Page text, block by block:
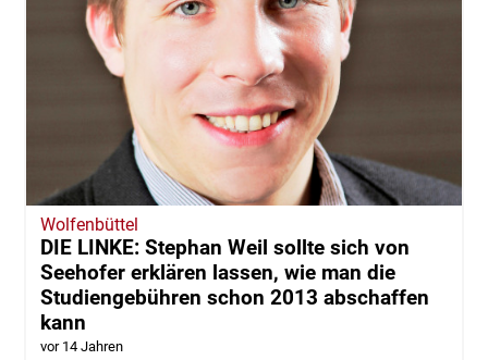
Wolfenbüttel
DIE LINKE: Stephan Weil sollte sich von
Seehofer erklären lassen, wie man die
Studiengebühren schon 2013 abschaffen
kann
vor 14 Jahren